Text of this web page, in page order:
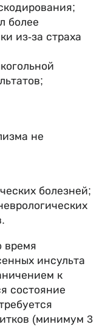
более
из-за страха
не
болезней;
время
инсульта
к
состояние
(минимум 3